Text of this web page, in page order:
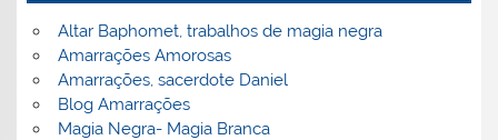
Altar Baphomet, trabalhos de magia negra
Amarrações Amorosas
Amarrações, sacerdote Daniel
Blog Amarrações
Magia Negra- Magia Branca